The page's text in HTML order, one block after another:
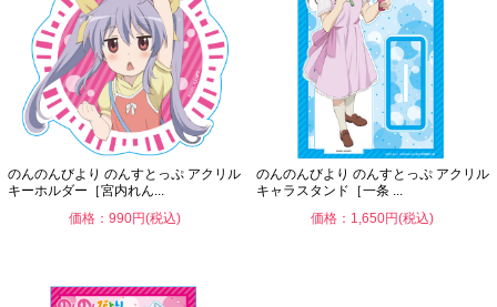
のんのんびより のんすとっぷ アクリル
キーホルダー［宮内れん...
価格：990円(税込)
のんのんびより のんすとっぷ アクリル
キャラスタンド［一条 ...
価格：1,650円(税込)